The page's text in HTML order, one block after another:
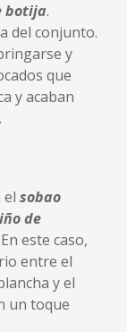
botija.
del conjunto.
y
que
y acaban
el sobao
de
En este caso,
entre el
y el
un toque